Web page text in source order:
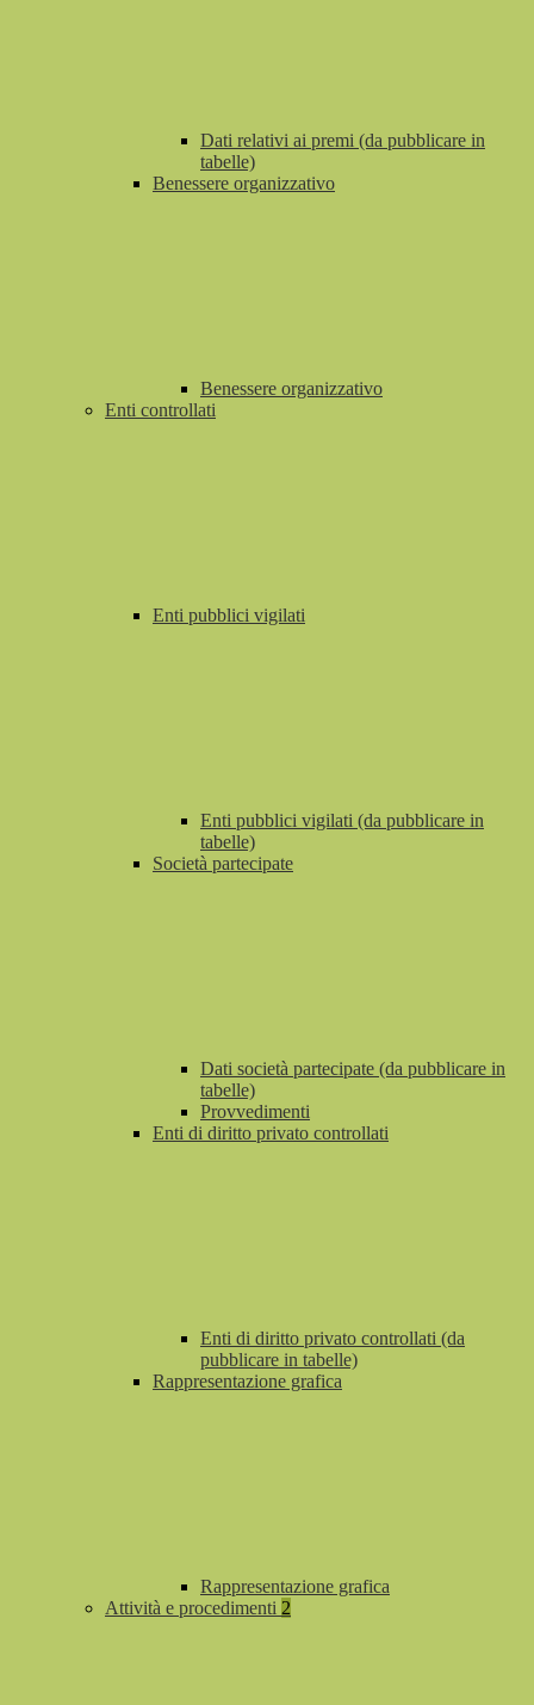
Dati relativi ai premi (da pubblicare in
tabelle)
Benessere organizzativo
Benessere organizzativo
Enti controllati
Enti pubblici vigilati
Enti pubblici vigilati (da pubblicare in
tabelle)
Società partecipate
Dati società partecipate (da pubblicare in
tabelle)
Provvedimenti
Enti di diritto privato controllati
Enti di diritto privato controllati (da
pubblicare in tabelle)
Rappresentazione grafica
Rappresentazione grafica
Attività e procedimenti 2